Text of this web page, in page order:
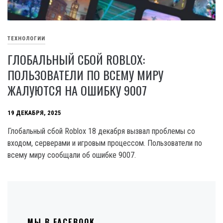
ТЕХНОЛОГИИ
ГЛОБАЛЬНЫЙ СБОЙ ROBLOX:
ПОЛЬЗОВАТЕЛИ ПО ВСЕМУ МИРУ
ЖАЛУЮТСЯ НА ОШИБКУ 9007
19 ДЕКАБРЯ, 2025
Глобальный сбой Roblox 18 декабря вызвал проблемы со
входом, серверами и игровым процессом. Пользователи по
всему миру сообщали об ошибке 9007.